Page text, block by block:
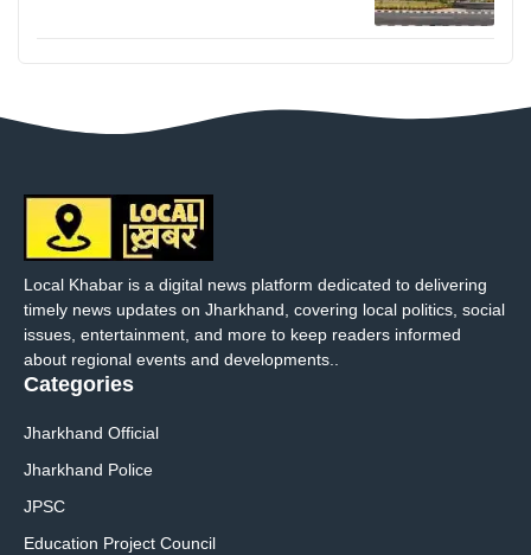
Local Khabar is a digital news platform dedicated to delivering
timely news updates on Jharkhand, covering local politics, social
issues, entertainment, and more to keep readers informed
about regional events and developments..
Categories
Jharkhand Official
Jharkhand Police
JPSC
Education Project Council